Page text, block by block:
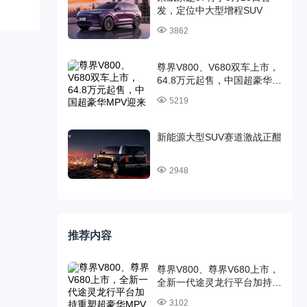
发，定位中大型增程SUV
3862
尊界V800、V680双车上市，
64.8万元起售，中国超豪华
5219
新能源大型SUV赛道激战正酣
2948
推荐内容
尊界V800、尊界V680上市，
全新一代途灵龙行平台加持重
3102